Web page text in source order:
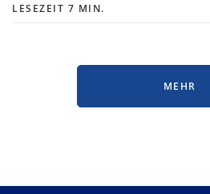
LESEZEIT 7 MIN.
MEHR